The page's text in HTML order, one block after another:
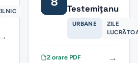
→
Testemiţanu
URBANE
ZILE
2 orare PDF →